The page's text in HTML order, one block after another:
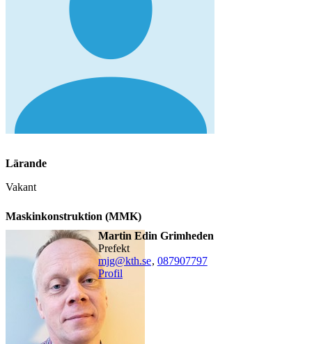
Lärande
Vakant
Maskinkonstruktion (MMK)
Martin Edin Grimheden
prefekt
mjg@kth.se, 087907797
Profil